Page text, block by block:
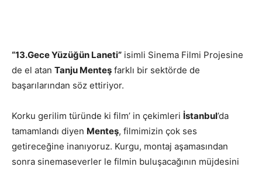
“13.Gece Yüzüğün Laneti” isimli Sinema Filmi Projesine
de el atan Tanju Menteş farklı bir sektörde de
başarılarından söz ettiriyor.
Korku gerilim türünde ki film’ in çekimleri İstanbul’da
tamamlandı diyen Menteş, filmimizin çok ses
getireceğine inanıyoruz. Kurgu, montaj aşamasından
sonra sinemaseverler le filmin buluşacağının müjdesini